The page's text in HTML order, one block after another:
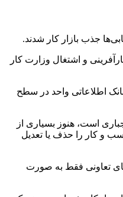
کار در سال ۱۴۰۱ از مهمترین اقدامات معاونت توسعه کارآفرینی و اشتغال وزارت کار
اطلاعاتی واحد در سطح
است، هنوز بسیاری از
و کار را حذف یا تعدیل
دانست و اعلام کرد: اتحادیه‌های تعاونی براساس بند ۹ قانون وظایف اتحادیه‌های تعاونی فقط به صورت